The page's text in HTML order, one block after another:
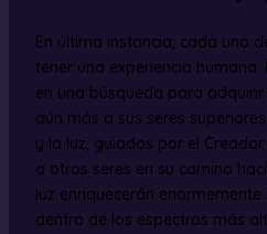
En última instancia, cada uno
tener una experiencia humana.
en una búsqueda para
aún más a sus seres
y la luz, guiados por el
a otros seres en su camino
luz enriquecerán
dentro de los espectros más